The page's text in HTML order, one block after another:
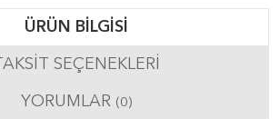
ÜRÜN BILGISI
TAKSIT SEÇENEKLERI
YORUMLAR (0)